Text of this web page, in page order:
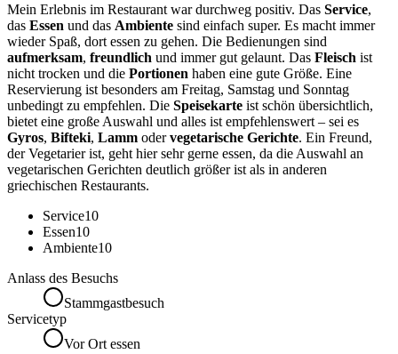
Mein Erlebnis im Restaurant war durchweg positiv. Das Service,
das Essen und das Ambiente sind einfach super. Es macht immer
wieder Spaß, dort essen zu gehen. Die Bedienungen sind
aufmerksam, freundlich und immer gut gelaunt. Das Fleisch ist
nicht trocken und die Portionen haben eine gute Größe. Eine
Reservierung ist besonders am Freitag, Samstag und Sonntag
unbedingt zu empfehlen. Die Speisekarte ist schön übersichtlich,
bietet eine große Auswahl und alles ist empfehlenswert – sei es
Gyros, Bifteki, Lamm odervegetarische Gerichte. Ein Freund,
der Vegetarier ist, geht hier sehr gerne essen, da die Auswahl an
vegetarischen Gerichten deutlich größer ist als in anderen
griechischen Restaurants.
Service10
Essen10
Ambiente10
Anlass des Besuchs
Stammgastbesuch
Servicetyp
Vor Ort essen